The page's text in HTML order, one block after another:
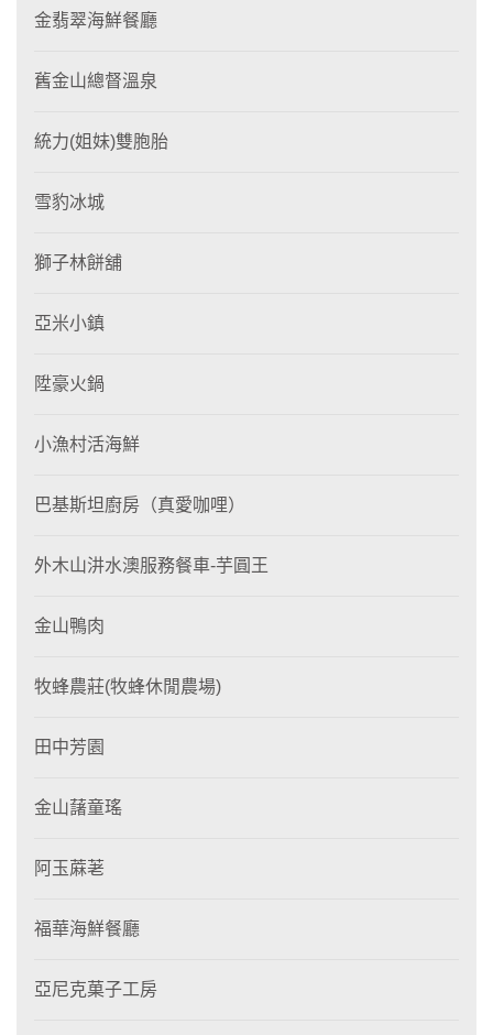
金翡翠海鮮餐廳
舊金山總督溫泉
統力(姐妹)雙胞胎
雪豹冰城
獅子林餅舖
亞米小鎮
陞豪火鍋
小漁村活海鮮
巴基斯坦廚房（真愛咖哩）
外木山汫水澳服務餐車-芋圓王
金山鴨肉
牧蜂農莊(牧蜂休閒農場)
田中芳園
金山藷童瑤
阿玉蔴荖
福華海鮮餐廳
亞尼克菓子工房